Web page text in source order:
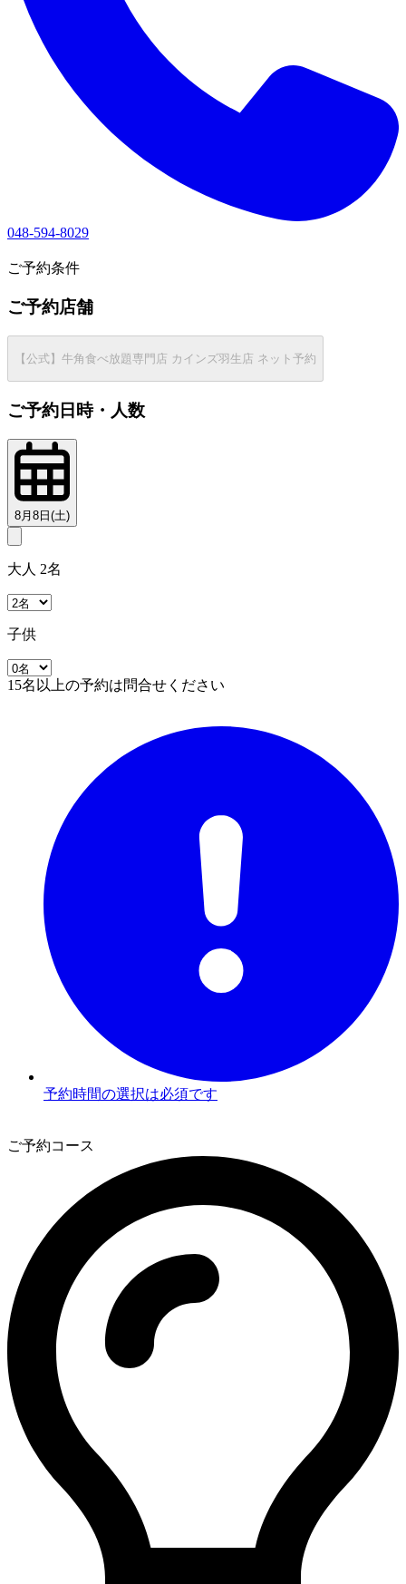
048-594-8029
ご予約条件
ご予約店舗
【公式】牛角食べ放題専門店 カインズ羽生店 ネット予約
ご予約日時・人数
8月8日(土)
大人 2名
子供
15名以上の予約は問合せください
予約時間の選択は必須です
ご予約コース